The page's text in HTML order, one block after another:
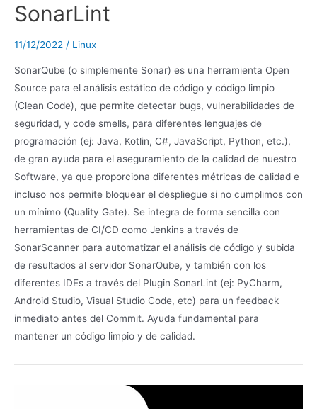
SonarLint
11/12/2022 / Linux
SonarQube (o simplemente Sonar) es una herramienta Open
Source para el análisis estático de código y código limpio
(Clean Code), que permite detectar bugs, vulnerabilidades de
seguridad, y code smells, para diferentes lenguajes de
programación (ej: Java, Kotlin, C#, JavaScript, Python, etc.),
de gran ayuda para el aseguramiento de la calidad de nuestro
Software, ya que proporciona diferentes métricas de calidad e
incluso nos permite bloquear el despliegue si no cumplimos con
un mínimo (Quality Gate). Se integra de forma sencilla con
herramientas de CI/CD como Jenkins a través de
SonarScanner para automatizar el análisis de código y subida
de resultados al servidor SonarQube, y también con los
diferentes IDEs a través del Plugin SonarLint (ej: PyCharm,
Android Studio, Visual Studio Code, etc) para un feedback
inmediato antes del Commit. Ayuda fundamental para
mantener un código limpio y de calidad.